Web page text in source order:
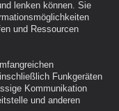
lenken können. Sie
und Ressourcen
Funkgeräten
Kommunikation
und anderen